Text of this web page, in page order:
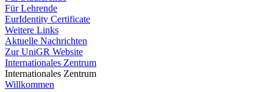
Für Lehrende
EurIdentity Certificate
Weitere Links
Aktuelle Nachrichten
Zur UniGR Website
Internationales Zentrum
Internationales Zentrum
Willkommen